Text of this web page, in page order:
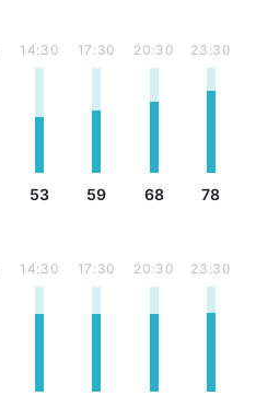
14:30
53
17:30
59
20:30
68
23:30
78
14:30 17:30 20:30 23:30